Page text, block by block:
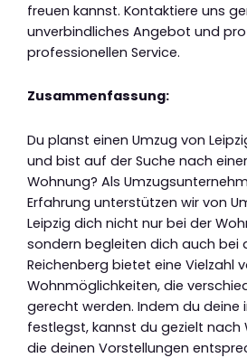
freuen kannst. Kontaktiere uns
unverbindliches Angebot und
professionellen Service.
Zusammenfassung:
Du planst einen Umzug von
und bist auf der Suche nach
Wohnung? Als
Erfahrung unterstützen wir von
Leipzig dich nicht nur bei der
sondern begleiten dich auch bei
Reichenberg bietet eine Vielzahl
Wohnmöglichkeiten, die
gerecht werden. Indem du deine
festlegst, kannst du gezielt nach
die deinen Vorstellungen